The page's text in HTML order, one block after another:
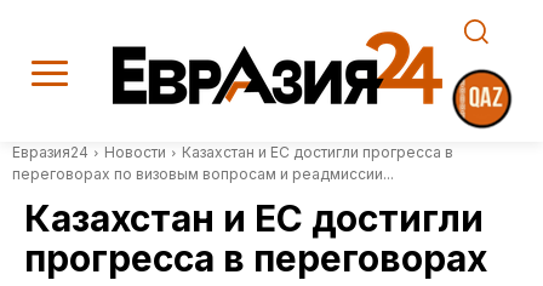
Евразия24 Новости
Казахстан и ЕС достигли прогресса в
переговорах по визовым вопросам и реадмиссии...
Казахстан и ЕС достигли
прогресса в переговорах